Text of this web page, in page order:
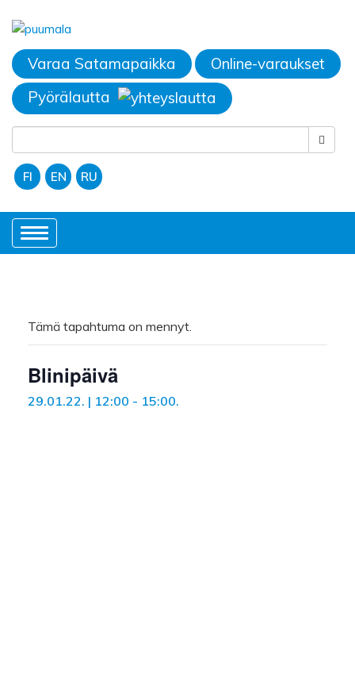
Varaa Satamapaikka
Online-varaukset
Pyörälautta
FI EN RU
Toggle
navigation
Tämä tapahtuma on mennyt.
Blinipäivä
29.01.22. | 12:00 - 15:00.